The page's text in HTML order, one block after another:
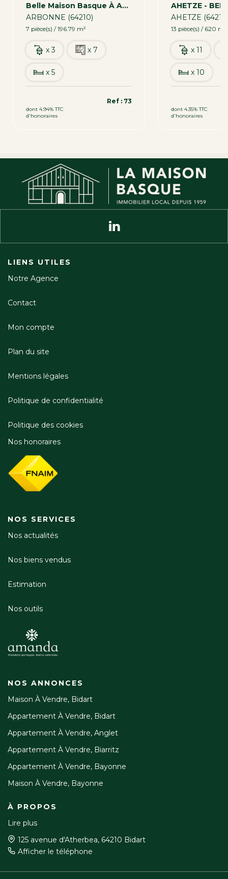
Belle Maison Basque À ARBONNE, Très Proche Du Golf D'Arcangues
ARBONNE (64210)
7 pièce(s) / 196.79 m²
x 3 x 7
x 5
dont 4.94% TTC
d'honoraires
Ref : 73
AHETZE
13 pièce(s) / 620 m²
x 11
x 10
dont 4.35% TTC
d'honoraires
LIENS UTILES
Notre Agence
Contact
Mon compte
Plan du site
Mentions légales
Politique de confidentialité
Politique des cookies
Nos honoraires
NOS SERVICES
Nos actualités
Nos biens vendus
Estimation
Nos outils
NOS ANNONCES
Maison À Vendre, Bidart
Appartement À Vendre, Bidart
Appartement À Vendre, Anglet
Appartement À Vendre, Biarritz
Appartement À Vendre, Bayonne
Maison À Vendre, Bayonne
À PROPOS
Lire plus
125 avenue d'Atherbea, 64210 Bidart
Afficher le téléphone